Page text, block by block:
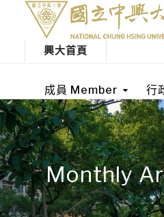
興大首頁
成員 Member 行
Monthly